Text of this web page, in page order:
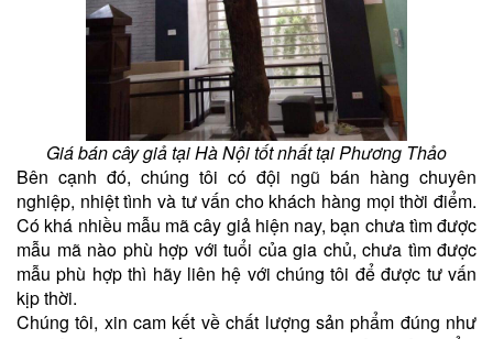
Giá bán cây giả tại Hà Nội tốt nhất tại Phương Thảo
Bên cạnh đó, chúng tôi có đội ngũ bán hàng chuyên
nghiệp, nhiệt tình và tư vấn cho khách hàng mọi thời điểm.
Có khá nhiều mẫu mã cây giả hiện nay, bạn chưa tìm được
mẫu mã nào phù hợp với tuổi của gia chủ, chưa tìm được
mẫu phù hợp thì hãy liên hệ với chúng tôi để được tư vấn
kịp thời.
Chúng tôi, xin cam kết về chất lượng sản phẩm đúng như